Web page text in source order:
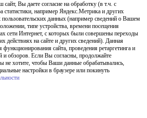
Вы даете согласие на обработку (в т.ч. с
статистики, например Яндекс.Метрика и других
данных (например сведений о Вашем
типе устройства, времени посещения
сети Интернет, с которых были совершены переходы
действиях на сайте и других сведений). Данная
сайта, проведения ретаргетинга и
и обзоров. Если Вы согласны, продолжайте
не хотите, чтобы Ваши данные обрабатывались,
настройки в браузере или покинуть